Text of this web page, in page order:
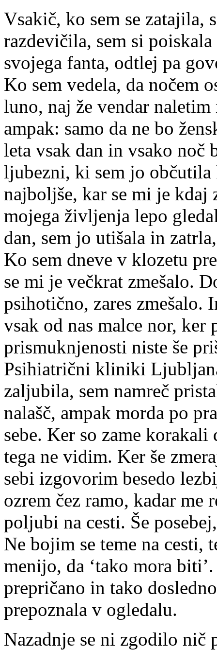
Vsakič, ko sem se zatajila,
razdevičila, sem si
svojega fanta, odtlej pa
Ko sem vedela, da nočem
luno, naj že vendar
ampak: samo da ne bo
leta vsak dan in vsako noč
ljubezni, ki sem jo občutila
najboljše, kar se mi je
mojega življenja lepo
dan, sem jo utišala in
Ko sem dneve v klozetu
se mi je večkrat zmešalo.
psihotično, zares zmešalo.
vsak od nas malce nor,
prismuknjenosti niste še
Psihiatrični kliniki
zaljubila, sem namreč
nalašč, ampak morda po
sebe. Ker so zame
tega ne vidim. Ker še
sebi izgovorim besedo
ozrem čez ramo, kadar me
poljubi na cesti. Še
Ne bojim se teme na
menijo, da ‘tako mora
prepričano in tako
prepoznala v ogledalu.
Nazadnje se ni zgodilo nič